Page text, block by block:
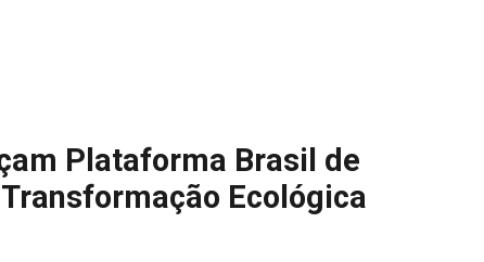
Plataforma Brasil de
Ecológica